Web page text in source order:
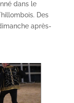
dans le
Des
après-